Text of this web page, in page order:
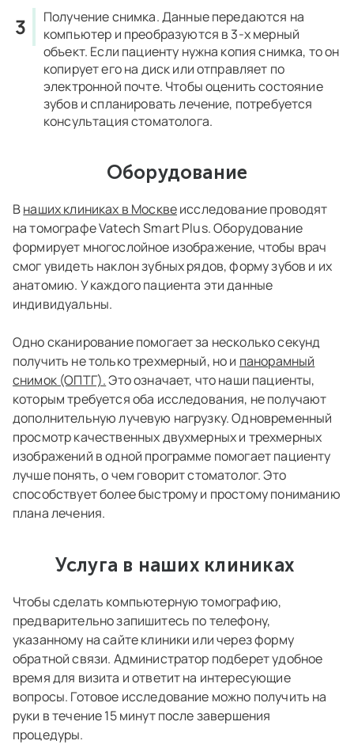
Получение снимка.Данные передаются на
компьютер и преобразуются в 3-х мерный
объект. Если пациенту нужна копия снимка, то он
копирует его на диск или отправляет по
электронной почте. Чтобы оценить состояние
зубов и спланировать лечение, потребуется
консультация стоматолога.
Оборудование
Внаших клиниках в Москвеисследование проводят
на томографе Vatech Smart Plus. Оборудование
формирует многослойное изображение, чтобы врач
смог увидеть наклон зубных рядов, форму зубов и их
анатомию. У каждого пациента эти данные
индивидуальны.
Одно сканирование помогает за несколько секунд
получить не только трехмерный, но и панорамный
снимок (ОПТГ).Это означает, что наши пациенты,
которым требуется оба исследования, не получают
дополнительную лучевую нагрузку. Одновременный
просмотр качественных двухмерных и трехмерных
изображений в одной программе помогает пациенту
лучше понять, о чем говорит стоматолог. Это
способствует более быстрому и простому пониманию
плана лечения.
Услуга в наших клиниках
Чтобы сделать компьютерную томографию,
предварительно запишитесь по телефону,
указанному на сайте клиники или через форму
обратной связи. Администратор подберет удобное
время для визита и ответит на интересующие
вопросы. Готовое исследование можно получить на
руки в течение 15 минут после завершения
процедуры.